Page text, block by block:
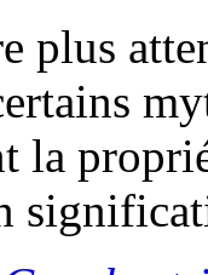
plus
la